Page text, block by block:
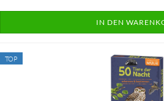
IN DEN
TOP